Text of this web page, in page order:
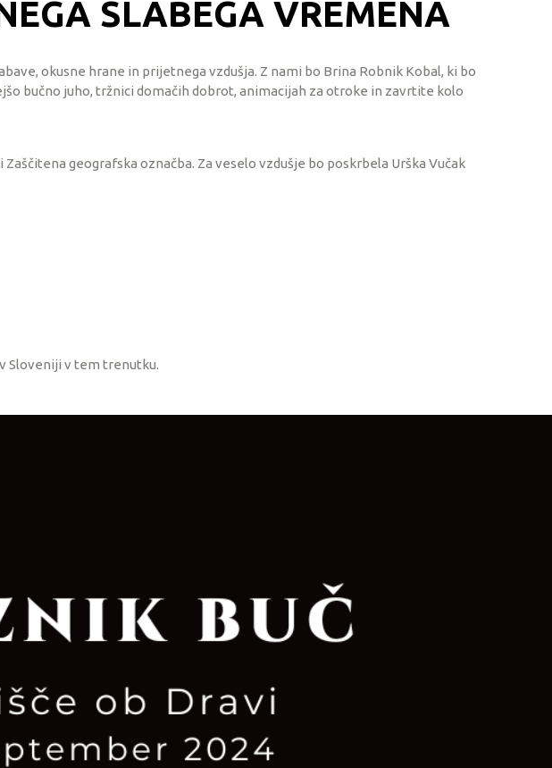
SLABEGA VREMENA
okusne hrane in prijetnega vzdušja. Z nami bo Brina Robnik Kobal, ki bo
bučno juho, tržnici domačih dobrot, animacijah za otroke in zavrtite kolo
geografska označba. Za veselo vzdušje bo poskrbela Urška Vučak
Sloveniji v tem trenutku.